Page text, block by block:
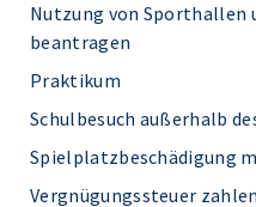
Nutzung von Sporthallen
beantragen
Praktikum
Schulbesuch außerhalb
Spielplatzbeschädigung
Vergnügungssteuer zahlen